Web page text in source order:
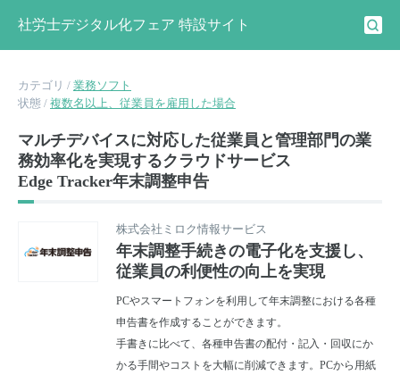
社労士デジタル化フェア 特設サイト
カテゴリ / 業務ソフト
状態 / 複数名以上、従業員を雇用した場合
マルチデバイスに対応した従業員と管理部門の業
務効率化を実現するクラウドサービス
Edge Tracker年末調整申告
株式会社ミロク情報サービス
年末調整手続きの電子化を支援し、
従業員の利便性の向上を実現
PCやスマートフォンを利用して年末調整における各種
申告書を作成することができます。
手書きに比べて、各種申告書の配付・記入・回収にか
かる手間やコストを大幅に削減できます。PCから用紙